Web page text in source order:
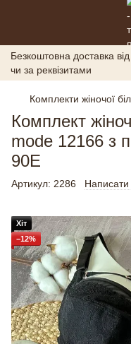
Безкоштовна доставка
чи за реквізитами
Комплекти жіночої
Комплект
mode 12166 з
90E
Артикул: 2286 Написати
Хіт
−12%